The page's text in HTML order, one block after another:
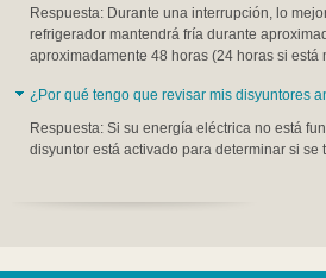
Respuesta: Durante una interrupción, lo
refrigerador mantendrá fría durante
aproximadamente 48 horas (24 horas si
¿Por qué tengo que revisar mis disyuntores
Respuesta: Si su energía eléctrica no está
disyuntor está activado para determinar si se